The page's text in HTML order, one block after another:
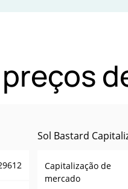
Sol Bastard
Capitalização de
mercado